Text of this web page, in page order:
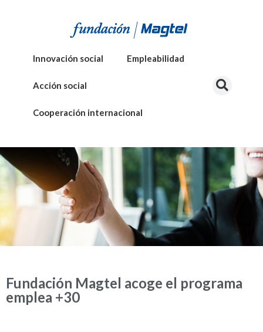
Innovación social Empleabilidad
Acción social
Cooperación internacional
Fundación Magtel acoge el programa
emplea +30